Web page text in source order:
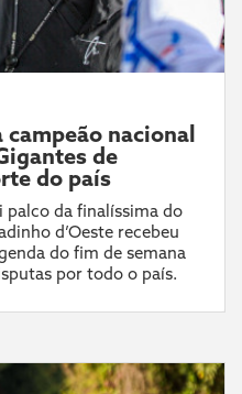
nacional
de
do país
palco da finalíssima do
d’Oeste recebeu
do fim de semana
por todo o país.